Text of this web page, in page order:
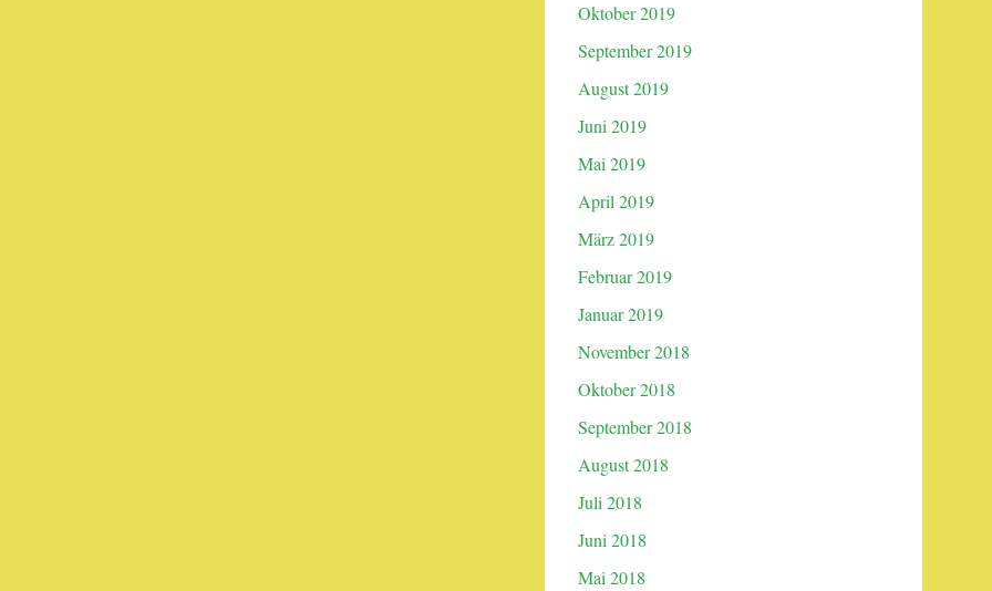
Oktober 2019
September 2019
August 2019
Juni 2019
Mai 2019
April 2019
März 2019
Februar 2019
Januar 2019
November 2018
Oktober 2018
September 2018
August 2018
Juli 2018
Juni 2018
Mai 2018